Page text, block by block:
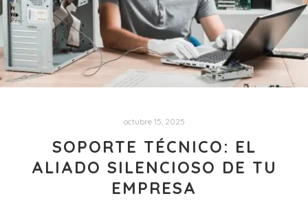
octubre 15, 2025
SOPORTE TÉCNICO: EL
ALIADO SILENCIOSO DE TU
EMPRESA